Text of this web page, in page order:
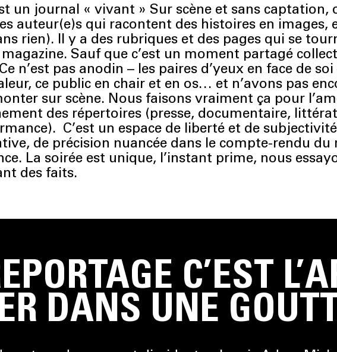
un journal « vivant » Sur scène et sans captation,
auteur(e)s qui racontent des histoires en images,
rien). Il y a des rubriques et des pages qui se
Sauf que c’est un moment partagé
n’est pas anodin – les paires d’yeux en face de
ce public en chair et en os… et n’avons pas
sur scène. Nous faisons vraiment ça pour
des répertoires (presse, documentaire,
C’est un espace de liberté et de
de précision nuancée dans le compte-rendu du
La soirée est unique, l’instant prime, nous
des faits.
C’EST
DANS UNE